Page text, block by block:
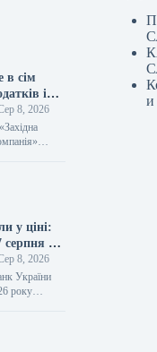
в сім
і
—
8, 2026
сім разів
у ціні:
серпня —
8, 2026
України
року
грн/$.…
и